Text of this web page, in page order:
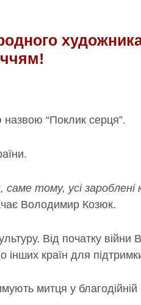
“Поклик серця”.
тому, усі
Володимир Козюк.
Від початку
інших країн для
митця у благодійній